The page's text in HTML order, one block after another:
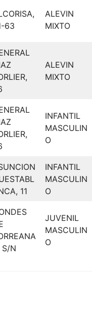
63
ALEVIN
MIXTO
ALEVIN
MIXTO
INFANTIL
MASCULIN
O
11
INFANTIL
MASCULIN
O
S/N
JUVENIL
MASCULIN
O